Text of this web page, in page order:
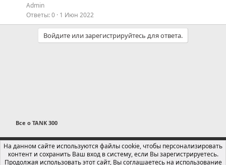
Admin
Ответы 0 1 Июн 2022
Войдите или зарегистрируйтесь для ответа.
Все о TANK 300
Russian (RU)
Обратная связь
Условия и правила
На данном сайте используются файлы cookie, чтобы персонализировать
контент и сохранить Ваш вход в систему, если Вы зарегистрируетесь.
Продолжая использовать этот сайт, Вы соглашаетесь на использование